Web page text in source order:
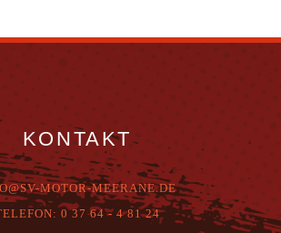
KONTAKT
MOTOR-MEERANE.DE
ELEFON: 0 37 64 - 4 81 24